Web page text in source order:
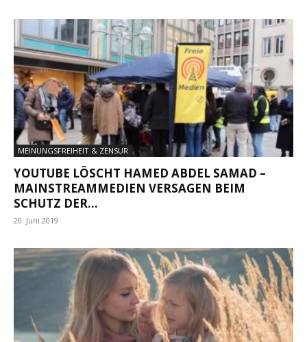
MEINUNGSFREIHEIT & ZENSUR
YOUTUBE LÖSCHT HAMED ABDEL SAMAD –
MAINSTREAMMEDIEN VERSAGEN BEIM
SCHUTZ DER...
20. Juni 2019